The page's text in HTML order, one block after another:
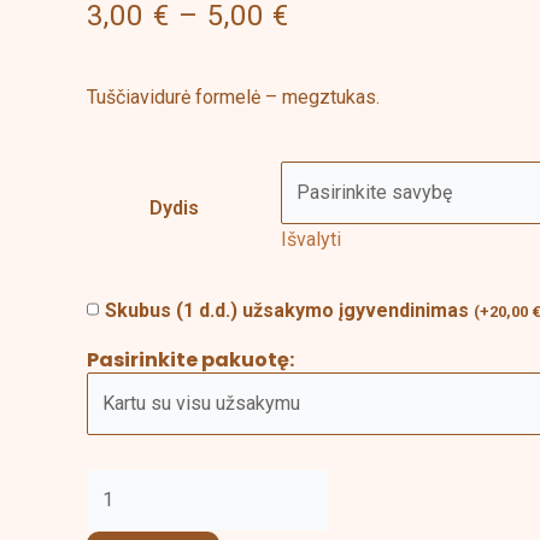
3,00 € – 5,00 €
Tuščiavidurė formelė – megztukas.
Dydis
Išvalyti
Skubus (1 d.d.) užsakymo įgyvendinimas (+20,00 €
Pasirinkite pakuotę: